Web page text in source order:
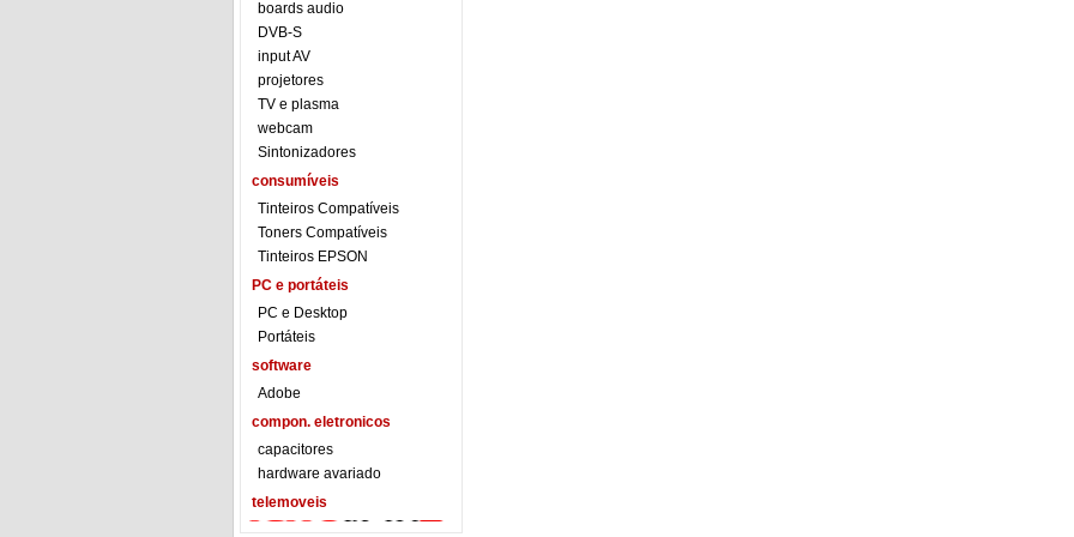
boards audio
DVB-S
input AV
projetores
TV e plasma
webcam
Sintonizadores
consumíveis
Tinteiros Compatíveis
Toners Compatíveis
Tinteiros EPSON
PC e portáteis
PC e Desktop
Portáteis
software
Adobe
compon. eletronicos
capacitores
hardware avariado
telemoveis